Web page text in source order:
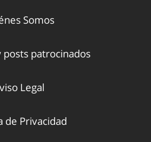
Somos
posts patrocinados
Legal
de Privacidad